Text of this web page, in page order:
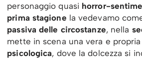
personaggio quasi horror-
prima stagione la vedevamo
passiva delle circostanze, nella
mette in scena una vera e propria
psicologica, dove la dolcezza si